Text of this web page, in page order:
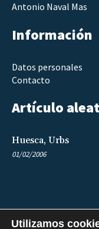
Antonio Naval Mas
Información
Datos personales
Contacto
Artículo
Huesca, Urbs
01/02/2006
Utilizamos